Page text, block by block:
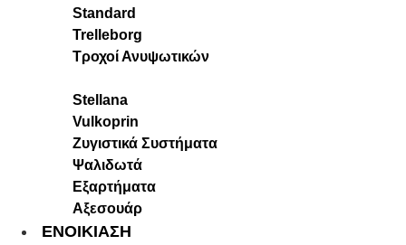
Standard
Trelleborg
Τροχοί Ανυψωτικών
Stellana
Vulkoprin
Ζυγιστικά Συστήματα
Ψαλιδωτά
Εξαρτήματα
Αξεσουάρ
ΕΝΟΙΚΙΑΣΗ